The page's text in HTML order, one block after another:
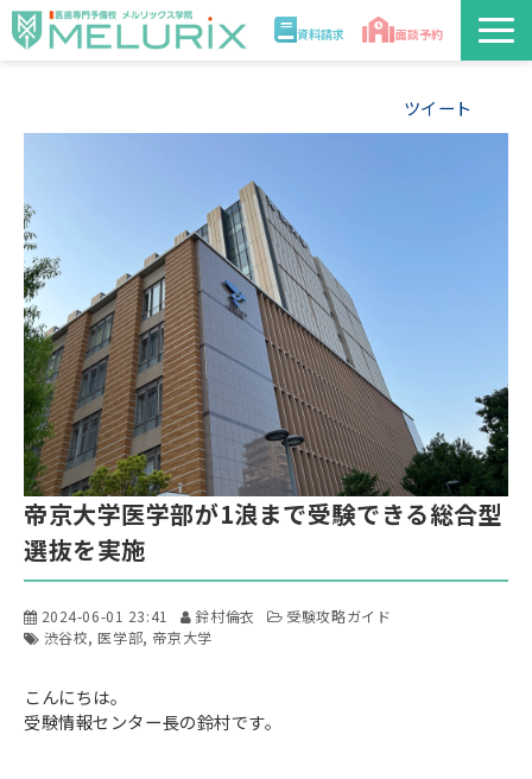
資料請求 面談予約
入学案内
合格実績・合格体験記
講師
医学部解答速報2026
ツイート
帝京大学医学部が1浪まで受験できる総合型
選抜を実施
2024-06-01 23:41 鈴村倫衣
受験攻略ガイド
渋谷校 医学部 帝京大学
こんにちは。
受験情報センター長の鈴村です。